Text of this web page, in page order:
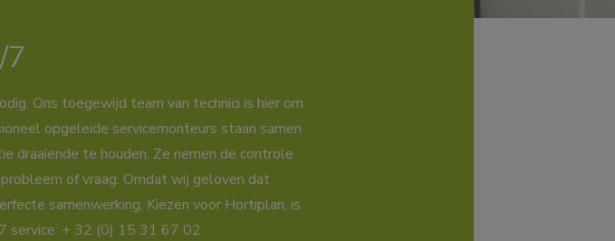
7
Ons toegewijd team van technici is hier om
opgeleide servicemonteurs staan samen
draaiende te houden. Ze nemen de controle
of vraag. Omdat wij geloven dat
samenwerking. Kiezen voor Hortiplan, is
service: + 32 (0) 15 31 67 02